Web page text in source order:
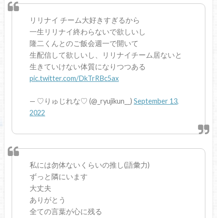
リリナイ チーム大好きすぎるから
一生リリナイ終わらないで欲しいし
隆二くんとのご飯会週一で開いて
生配信して欲しいし、リリナイチーム居ないと
生きていけない体質になりつつある
pic.twitter.com/DkTrRBc5ax
— ♡りゅじれな︎♡ (@_ryujikun__)September 13,
2022
私には勿体ないくらいの推し(語彙力)
ずっと隣にいます
大丈夫
ありがとう
全ての言葉が心に残る